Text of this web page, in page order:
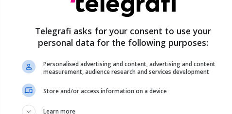
Telegrafi asks for your consent to use your
personal data for the following purposes:
Personalised advertising and content, advertising and content
measurement, audience research and services development
Store and/or access information on a device
Learn more